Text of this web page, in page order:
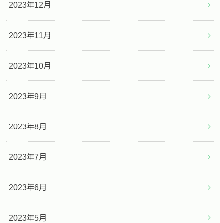
2023年12月
2023年11月
2023年10月
2023年9月
2023年8月
2023年7月
2023年6月
2023年5月